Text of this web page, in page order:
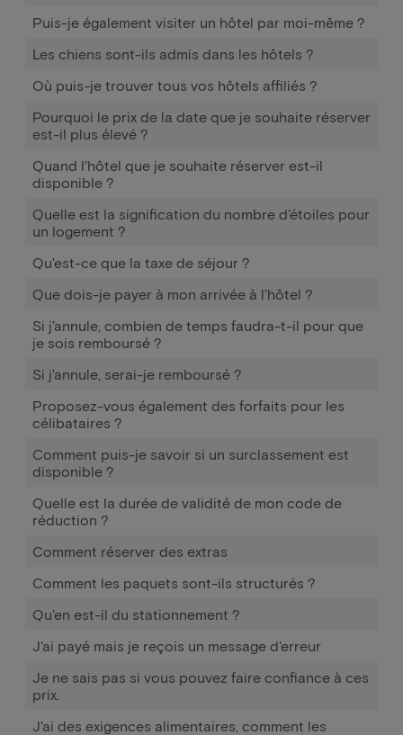
Puis-je également visiter un hôtel par moi-même ?
Les chiens sont-ils admis dans les hôtels ?
Où puis-je trouver tous vos hôtels affiliés ?
Pourquoi le prix de la date que je souhaite réserver
est-il plus élevé ?
Quand l'hôtel que je souhaite réserver est-il
disponible ?
Quelle est la signification du nombre d'étoiles pour
un logement ?
Qu'est-ce que la taxe de séjour ?
Que dois-je payer à mon arrivée à l'hôtel ?
Si j'annule, combien de temps faudra-t-il pour que
je sois remboursé ?
Si j'annule, serai-je remboursé ?
Proposez-vous également des forfaits pour les
célibataires ?
Comment puis-je savoir si un surclassement est
disponible ?
Quelle est la durée de validité de mon code de
réduction ?
Comment réserver des extras
Comment les paquets sont-ils structurés ?
Qu'en est-il du stationnement ?
J'ai payé mais je reçois un message d'erreur
Je ne sais pas si vous pouvez faire confiance à ces
prix.
J'ai des exigences alimentaires, comment les